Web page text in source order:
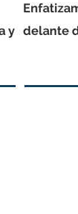
y delante